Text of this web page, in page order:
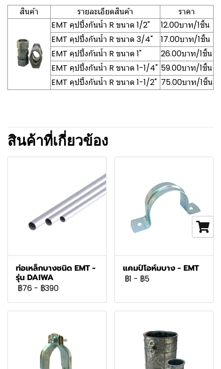
สินค้า
รายละเอียดสินค้า
ราคา
EMT คุปปิ้งกันน้ำ R ขนาด 1/2"
12.00บาท/1ชิ้น
EMT คุปปิ้งกันน้ำ R ขนาด 3/4"
17.00บาท/1ชิ้น
EMT คุปปิ้งกันน้ำ R ขนาด 1"
26.00บาท/1ชิ้น
EMT คุปปิ้งกันน้ำ R ขนาด 1-1/4" 59.00บาท/1ชิ้น
EMT คุปปิ้งกันน้ำ R ขนาด 1-1/2" 75.00บาท/1ชิ้น
สินค้าที่เกี่ยวข้อง
ท่อเหล็กบางชนิด EMT -
รุ่น DAIWA
฿76 - ฿390
แคมป์โอห์มบาง - EMT
฿1 - ฿5